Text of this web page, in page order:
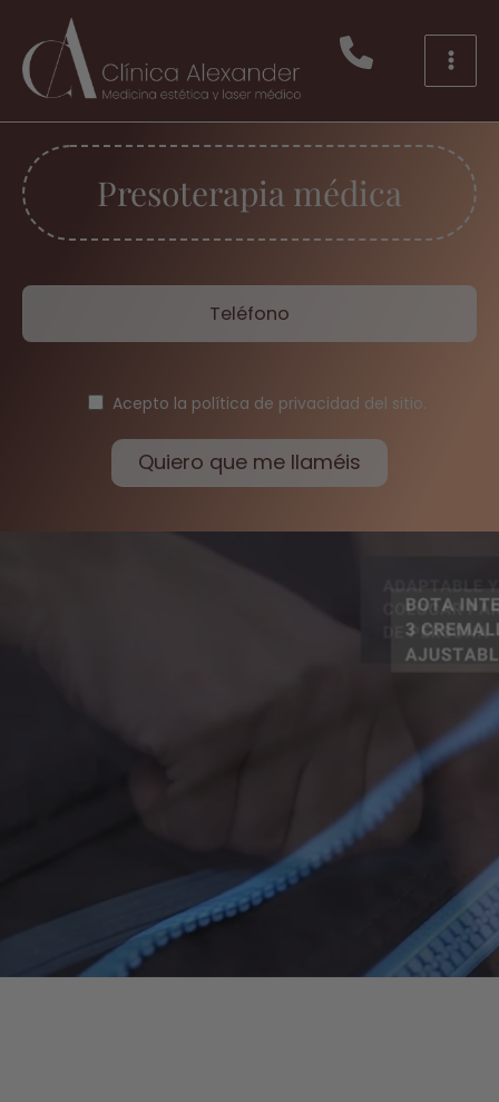
contenido
Presoterapia médica
Acepto la política de privacidad del sitio.